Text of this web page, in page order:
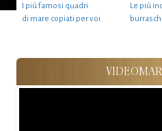
I più famosi quadri
di mare copiati per voi
Le più